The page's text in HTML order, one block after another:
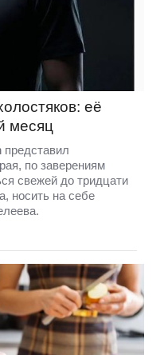
её
месяц
представил
по заверениям
свежей до тридцати
носить на себе